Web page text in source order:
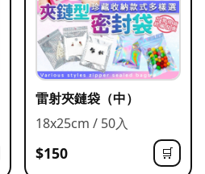
雷射夾鏈袋（中）
18x25cm / 50入
$150 🛒